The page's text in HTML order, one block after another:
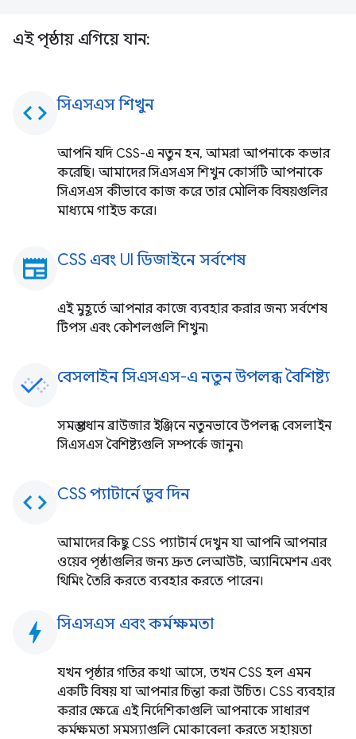
এই পৃষ্ঠায় এগিয়ে যান:
code সিএসএস শিখুন
আপনি যদি CSS-এ নতুন হন, আমরা আপনাকে কভার
করেছি। আমাদের সিএসএস শিখুন কোর্সটি আপনাকে
সিএসএস কীভাবে কাজ করে তার মৌলিক বিষয়গুলির
মাধ্যমে গাইড করে।
newspaper CSS এবং UI ডিজাইনে সর্বশেষ
এই মুহূর্তে আপনার কাজে ব্যবহার করার জন্য সর্বশেষ
টিপস এবং কৌশলগুলি শিখুন৷
বেসলাইন সিএসএস-এ নতুন উপলব্ধ বৈশিষ্ট্য
সমস্ত প্রধান ব্রাউজার ইঞ্জিনে নতুনভাবে উপলব্ধ বেসলাইন
সিএসএস বৈশিষ্ট্যগুলি সম্পর্কে জানুন৷
code CSS প্যাটার্নে ডুব দিন
আমাদের কিছু CSS প্যাটার্ন দেখুন যা আপনি আপনার
ওয়েব পৃষ্ঠাগুলির জন্য দ্রুত লেআউট, অ্যানিমেশন এবং
থিমিং তৈরি করতে ব্যবহার করতে পারেন।
bolt সিএসএস এবং কর্মক্ষমতা
যখন পৃষ্ঠার গতির কথা আসে, তখন CSS হল এমন
একটি বিষয় যা আপনার চিন্তা করা উচিত। CSS ব্যবহার
করার ক্ষেত্রে এই নির্দেশিকাগুলি আপনাকে সাধারণ
কর্মক্ষমতা সমস্যাগুলি মোকাবেলা করতে সহায়তা